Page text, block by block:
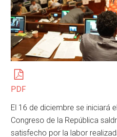
PDF
El 16 de diciembre se iniciará
Congreso de la República
satisfecho por la labor